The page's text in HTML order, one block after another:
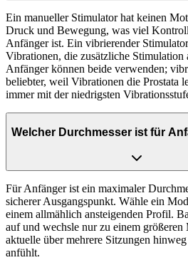
Ein manueller Stimulator hat keinen
Druck und Bewegung, was viel
Anfänger ist. Ein vibrierender
Vibrationen, die zusätzliche Stimulation
Anfänger können beide verwenden;
beliebter, weil Vibrationen die Prostata
immer mit der niedrigsten
Welcher Durchmesser ist für
Für Anfänger ist ein maximaler
sicherer Ausgangspunkt. Wähle ein
einem allmählich ansteigenden Profil.
auf und wechsle nur zu einem
aktuelle über mehrere Sitzungen
anfühlt.